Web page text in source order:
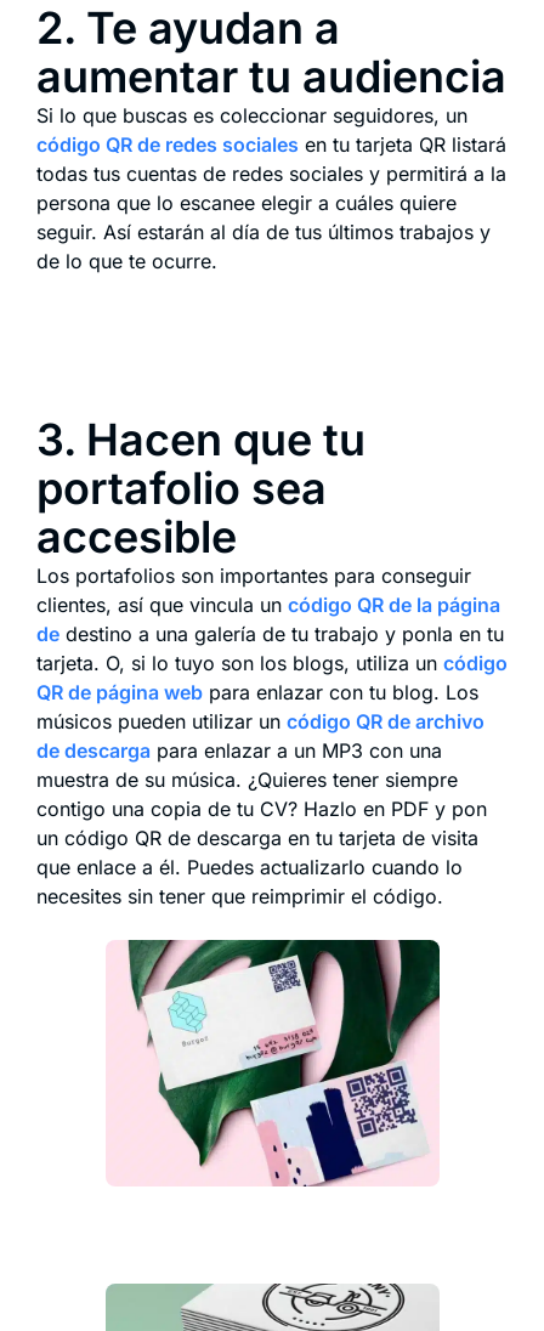
2. Te ayudan a
aumentar tu audiencia
Si lo que buscas es coleccionar seguidores, un
código QR de redes sociales en tu tarjeta QR listará
todas tus cuentas de redes sociales y permitirá a la
persona que lo escanee elegir a cuáles quiere
seguir. Así estarán al día de tus últimos trabajos y
de lo que te ocurre.
3. Hacen que tu
portafolio sea
accesible
Los portafolios son importantes para conseguir
clientes, así que vincula un código QR de la página
de destino a una galería de tu trabajo y ponla en tu
tarjeta. O, si lo tuyo son los blogs, utiliza un código
QR de página web para enlazar con tu blog. Los
músicos pueden utilizar un código QR de archivo
de descarga para enlazar a un MP3 con una
muestra de su música. ¿Quieres tener siempre
contigo una copia de tu CV? Hazlo en PDF y pon
un código QR de descarga en tu tarjeta de visita
que enlace a él. Puedes actualizarlo cuando lo
necesites sin tener que reimprimir el código.